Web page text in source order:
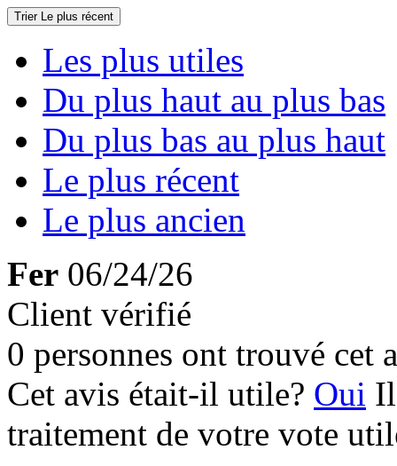
Trier Le plus récent
Les plus utiles
Du plus haut au plus bas
Du plus bas au plus haut
Le plus récent
Le plus ancien
Fer 06/24/26
Client vérifié
0 personnes ont trouvé cet
Cet avis était-il utile? Oui
traitement de votre vote